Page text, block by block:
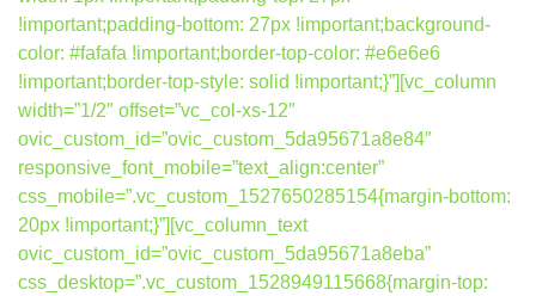
!important;padding-bottom: 27px !important;background-
color: #fafafa !important;border-top-color: #e6e6e6
!important;border-top-style: solid !important;}”][vc_column
width=”1/2″ offset=”vc_col-xs-12″
ovic_custom_id=”ovic_custom_5da95671a8e84″
responsive_font_mobile=”text_align:center”
css_mobile=”.vc_custom_1527650285154{margin-bottom:
20px !important;}”][vc_column_text
ovic_custom_id=”ovic_custom_5da95671a8eba”
css_desktop=”.vc_custom_1528949115668{margin-top: